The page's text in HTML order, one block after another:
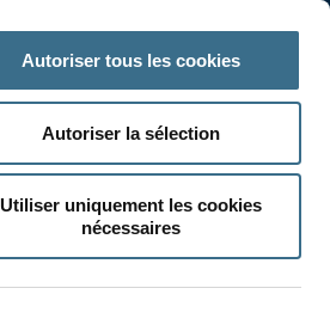
Autoriser tous les cookies
Autoriser la sélection
Utiliser uniquement les cookies
nécessaires